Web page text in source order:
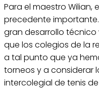
Para el maestro
precedente
gran desarrollo técnico
que los colegios de la
a tal punto que ya
torneos y a considerar
intercolegial de tenis